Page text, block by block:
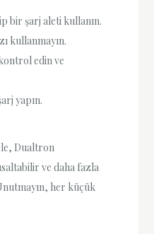
bir şarj aleti kullanın.
kullanmayın.
edin ve
yapın.
Dualtron
ve daha fazla
her küçük